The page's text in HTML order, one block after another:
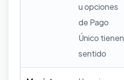
u opciones
de Pago
Único tienen
sentido